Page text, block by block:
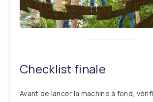
Checklist finale
Avant de lancer la machine à fond,